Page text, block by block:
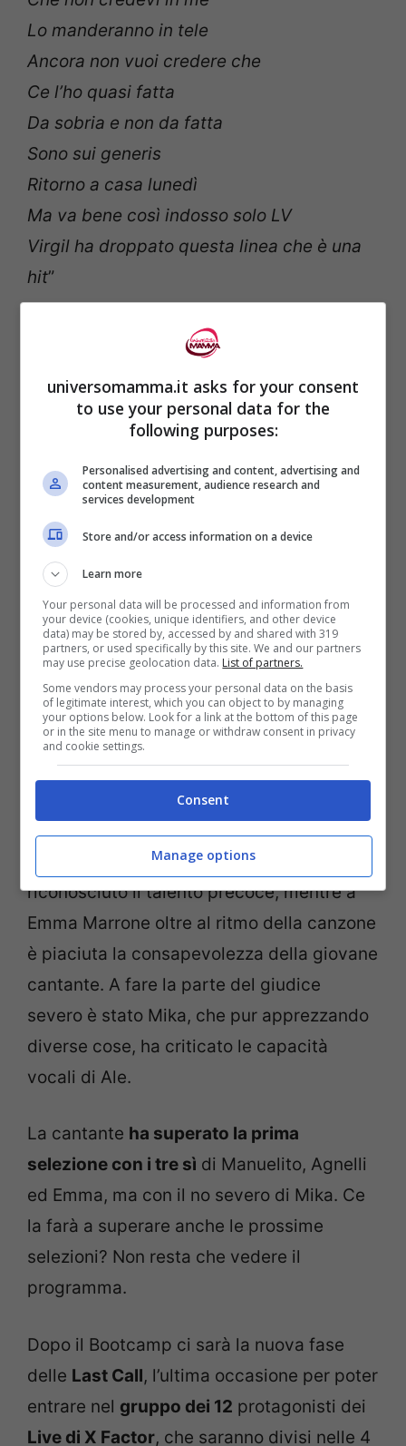
Lo manderanno in tele
Ancora non vuoi credere che
Ce l’ho quasi fatta
Da sobria e non da fatta
Sono sui generis
Ritorno a casa lunedì
Ma va bene così indosso solo LV
Virgil ha droppato questa linea che è una
hit”
X FACTOR, LEO, FIGLIO DI
ALESSANDRO GASSMANN, STUPISCE I
GIUDICI (VIDEO)
Nonostante la giovane età, Ale è apparsa
molto disinvolta e sicura di sé.
Caratteristiche che le hanno fatto fare una
bella impressione con i giudici, che hanno
apprezzato il suo brano. A
piaciuto come la ragazza è riuscita a
raccontare sé stessa. Manuel Agnelli le ha
riconosciuto il talento precoce, mentre a
Emma Marrone oltre al ritmo della canzone
è piaciuta la consapevolezza della giovane
cantante. A fare la parte del giudice
severo è stato Mika, che pur apprezzando
diverse cose, ha criticato le capacità
vocali di Ale.
La cantante ha superato la prima
selezione con i tre sì di Manuelito, Agnelli
ed Emma, ma con il no severo di Mika. Ce
la farà a superare anche le prossime
selezioni? Non resta che vedere il
programma.
Dopo il Bootcamp ci sarà la nuova fase
delle Last Call, l’ultima occasione per poter
entrare nel gruppo dei 12 protagonisti dei
Live di X Factor, che saranno divisi nelle 4
universomamma.it asks for your consent
to use your personal data for the
following purposes:
Personalised advertising and content, advertising and
content measurement, audience research and
services development
Store and/or access information on a device
Learn more
Your personal data will be processed and information from
your device (cookies, unique identifiers, and other device
data) may be stored by, accessed by and shared with 319
partners, or used specifically by this site. We and our partners
may use precise geolocation data. List of partners.
Some vendors may process your personal data on the basis
of legitimate interest, which you can object to by managing
your options below. Look for a link at the bottom of this page
or in the site menu to manage or withdraw consent in privacy
and cookie settings.
Consent
Manage options